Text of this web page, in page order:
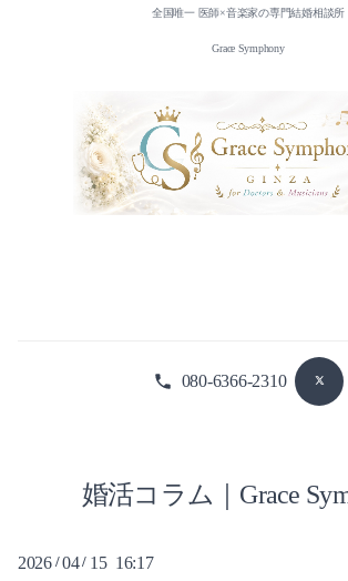
080-6366-2310
全国唯一 医師×音楽家の専門結婚相談所
Grace Symphony
婚活コラム｜Grace
2026/04/ 15 16:17